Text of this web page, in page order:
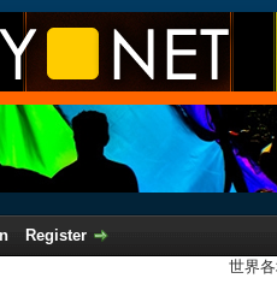
Register
世界